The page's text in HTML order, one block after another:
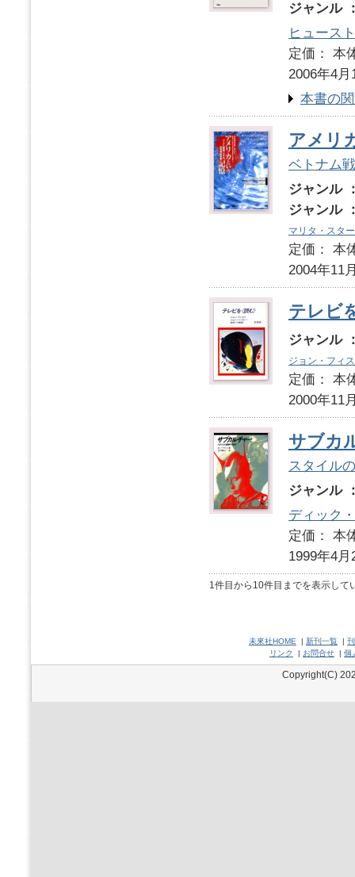
ジャンル
ヒュース
定価：
2006年4月
本書の
アメリ
ベトナム
ジャンル
ジャンル
マリタ・スタ
定価：
2004年11
テレビ
ジャンル
ジョン・フィ
定価：
2000年11
サブカ
スタイル
ジャンル
ディック
定価：
1999年4月
1件目から10件目までを表示して
未來社HOME | 新刊一覧 |
リンク
| お問合せ | 個
Copyright(C)